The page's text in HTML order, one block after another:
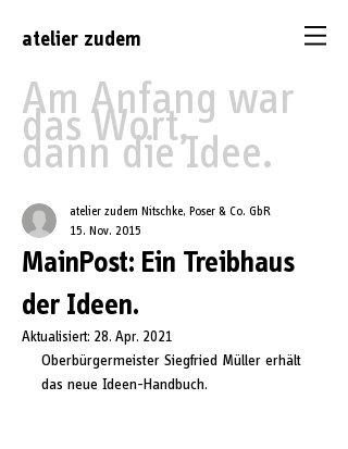
atelier zudem
Am Anfang war
das Wort,
dann die Idee.
MainPost: Ein Treibhaus
der Ideen.
atelier zudem Nitschke, Poser & Co. GbR
15. Nov. 2015
Aktualisiert: 28. Apr. 2021
Oberbürgermeister Siegfried Müller erhält
das neue Ideen-Handbuch.